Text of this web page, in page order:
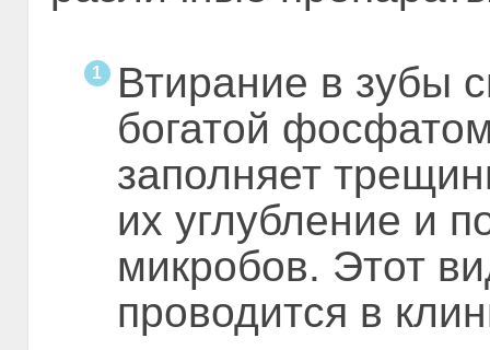
Втирание в зубы
богатой
заполняет
их углубление и
микробов. Этот
проводится в